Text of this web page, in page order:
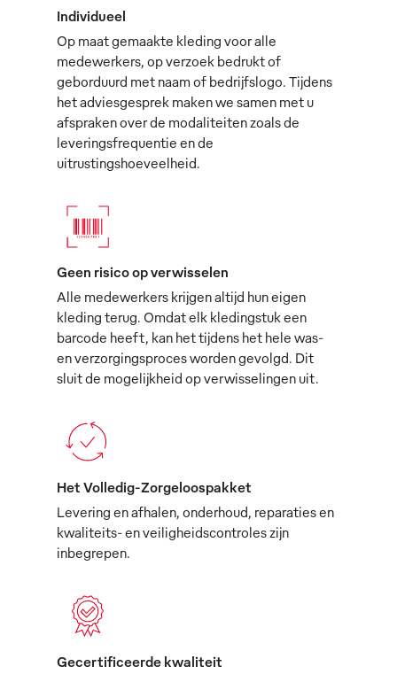
Individueel
Op maat gemaakte kleding voor alle
medewerkers, op verzoek bedrukt of
geborduurd met naam of bedrijfslogo. Tijdens
het adviesgesprek maken we samen met u
afspraken over de modaliteiten zoals de
leveringsfrequentie en de
uitrustingshoeveelheid.
Geen risico op verwisselen
Alle medewerkers krijgen altijd hun eigen
kleding terug. Omdat elk kledingstuk een
barcode heeft, kan het tijdens het hele was-
en verzorgingsproces worden gevolgd. Dit
sluit de mogelijkheid op verwisselingen uit.
Het Volledig-Zorgeloospakket
Levering en afhalen, onderhoud, reparaties en
kwaliteits- en veiligheidscontroles zijn
inbegrepen.
Gecertificeerde kwaliteit